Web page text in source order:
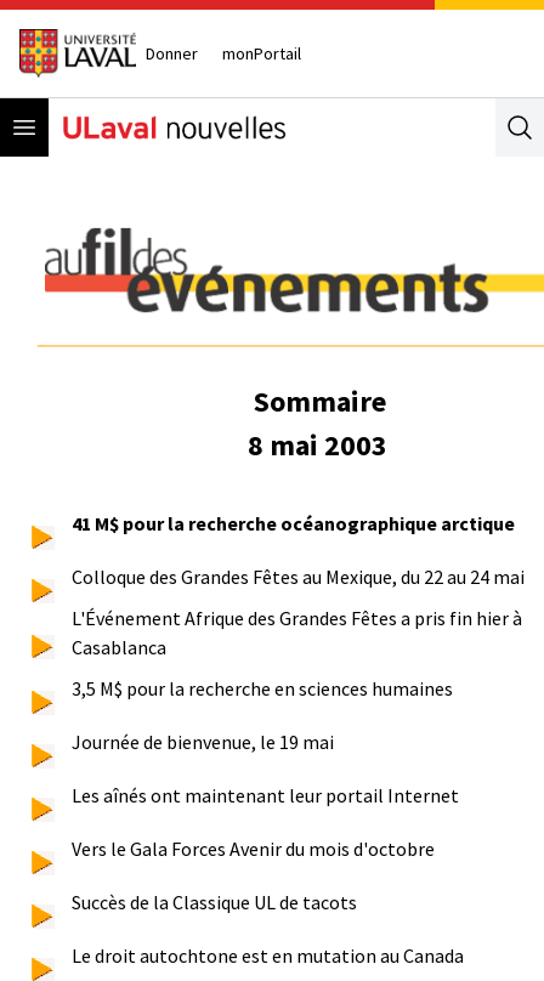
Donner monPortail
Open menu
Sommaire
8 mai 2003
41 M$ pour la recherche océanographique arctique
Colloque des Grandes Fêtes au Mexique, du 22 au 24 mai
L'Événement Afrique des Grandes Fêtes a pris fin hier à
Casablanca
3,5 M$ pour la recherche en sciences humaines
Journée de bienvenue, le 19 mai
Les aînés ont maintenant leur portail Internet
Vers le Gala Forces Avenir du mois d'octobre
Succès de la Classique UL de tacots
Le droit autochtone est en mutation au Canada